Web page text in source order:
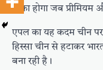
मौका होगा जब
एपल का यह कदम चीन पर
हिस्सा चीन से हटाकर
बना रही है।